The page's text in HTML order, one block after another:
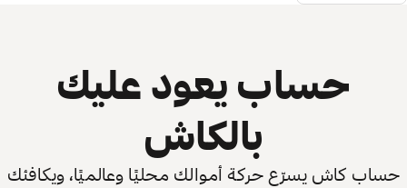
حساب يعود عليك
بالكاش
حساب كاش يسرّع حركة أموالك محليًا وعالميًا، ويكافئك